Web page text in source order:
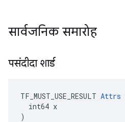
सार्वजनिक समारोह
पसंदीदा शार्ड
TF_MUST_USE_RESULT Attrs
  int64 x
)